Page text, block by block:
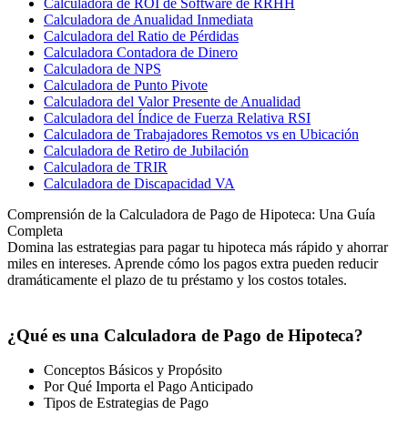
Calculadora de Anualidad Inmediata
Calculadora del Ratio de Pérdidas
Calculadora Contadora de Dinero
Calculadora de NPS
Calculadora de Punto Pivote
Calculadora del Valor Presente de Anualidad
Calculadora del Índice de Fuerza Relativa RSI
Calculadora de Trabajadores Remotos vs en Ubicación
Calculadora de Retiro de Jubilación
Calculadora de TRIR
Calculadora de Discapacidad VA
Comprensión de la Calculadora de Pago de Hipoteca: Una Guía
Completa
Domina las estrategias para pagar tu hipoteca más rápido y ahorrar
miles en intereses. Aprende cómo los pagos extra pueden reducir
dramáticamente el plazo de tu préstamo y los costos totales.
¿Qué es una Calculadora de Pago de Hipoteca?
Conceptos Básicos y Propósito
Por Qué Importa el Pago Anticipado
Tipos de Estrategias de Pago